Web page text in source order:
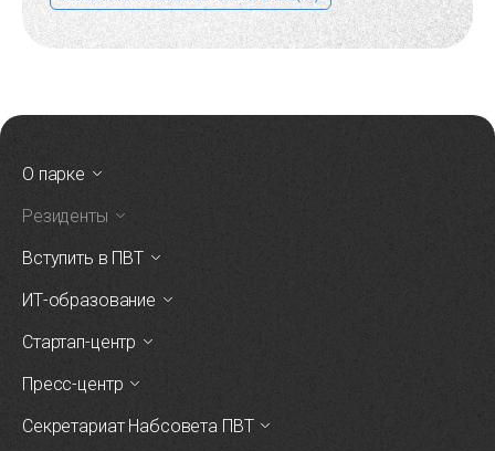
О парке
Резиденты
Вступить в ПВТ
ИТ-образование
Стартап-центр
Пресс-центр
Секретариат Набсовета ПВТ